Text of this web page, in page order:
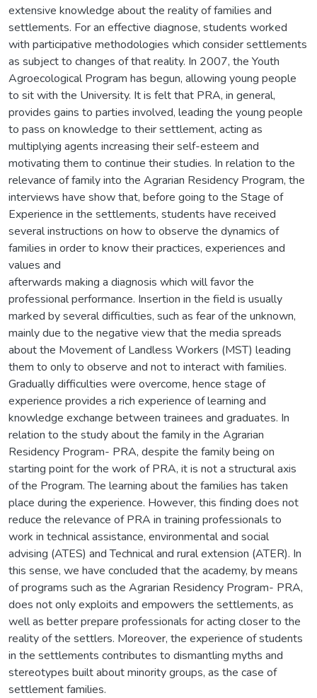
extensive knowledge about the reality of families and
settlements. For an effective diagnose, students worked
with participative methodologies which consider settlements
as subject to changes of that reality. In 2007, the Youth
Agroecological Program has begun, allowing young people
to sit with the University. It is felt that PRA, in general,
provides gains to parties involved, leading the young people
to pass on knowledge to their settlement, acting as
multiplying agents increasing their self-esteem and
motivating them to continue their studies. In relation to the
relevance of family into the Agrarian Residency Program, the
interviews have show that, before going to the Stage of
Experience in the settlements, students have received
several instructions on how to observe the dynamics of
families in order to know their practices, experiences and
values and
afterwards making a diagnosis which will favor the
professional performance. Insertion in the field is usually
marked by several difficulties, such as fear of the unknown,
mainly due to the negative view that the media spreads
about the Movement of Landless Workers (MST) leading
them to only to observe and not to interact with families.
Gradually difficulties were overcome, hence stage of
experience provides a rich experience of learning and
knowledge exchange between trainees and graduates. In
relation to the study about the family in the Agrarian
Residency Program- PRA, despite the family being on
starting point for the work of PRA, it is not a structural axis
of the Program. The learning about the families has taken
place during the experience. However, this finding does not
reduce the relevance of PRA in training professionals to
work in technical assistance, environmental and social
advising (ATES) and Technical and rural extension (ATER). In
this sense, we have concluded that the academy, by means
of programs such as the Agrarian Residency Program- PRA,
does not only exploits and empowers the settlements, as
well as better prepare professionals for acting closer to the
reality of the settlers. Moreover, the experience of students
in the settlements contributes to dismantling myths and
stereotypes built about minority groups, as the case of
settlement families.